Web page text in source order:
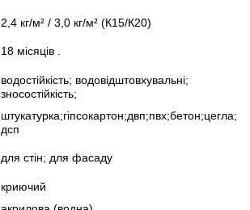
2,4 кг/м² / 3,0 кг/м² (К15/К20)
18 місяців .
водостійкість; водовідштовхувальні;
зносостійкість;
штукатурка;гіпсокартон;двп;пвх;бетон;цегла;
дсп
для стін; для фасаду
криючий